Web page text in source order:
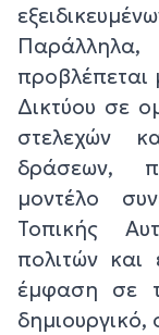
προβλέπεται
Δικτύου σε
στελεχών
δράσεων,
μοντέλο
Τοπικής
πολιτών και
έμφαση σε
δημιουργικό,